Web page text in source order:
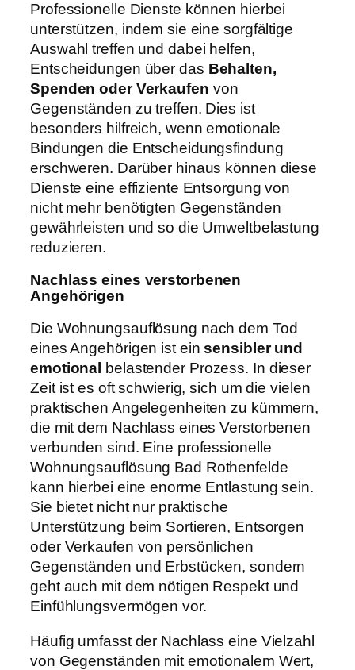
Professionelle Dienste können hierbei
unterstützen, indem sie eine sorgfältige
Auswahl treffen und dabei helfen,
Entscheidungen über das Behalten,
Spenden oder Verkaufen von
Gegenständen zu treffen. Dies ist
besonders hilfreich, wenn emotionale
Bindungen die Entscheidungsfindung
erschweren. Darüber hinaus können diese
Dienste eine effiziente Entsorgung von
nicht mehr benötigten Gegenständen
gewährleisten und so die Umweltbelastung
reduzieren.
Nachlass eines verstorbenen
Angehörigen
Die Wohnungsauflösung nach dem Tod
eines Angehörigen ist einsensibler und
emotional belastender Prozess. In dieser
Zeit ist es oft schwierig, sich um die vielen
praktischen Angelegenheiten zu kümmern,
die mit dem Nachlass eines Verstorbenen
verbunden sind. Eine professionelle
Wohnungsauflösung Bad Rothenfelde
kann hierbei eine enorme Entlastung sein.
Sie bietet nicht nur praktische
Unterstützung beim Sortieren, Entsorgen
oder Verkaufen von persönlichen
Gegenständen und Erbstücken, sondern
geht auch mit dem nötigen Respekt und
Einfühlungsvermögen vor.
Häufig umfasst der Nachlass eine Vielzahl
von Gegenständen mit emotionalem Wert,